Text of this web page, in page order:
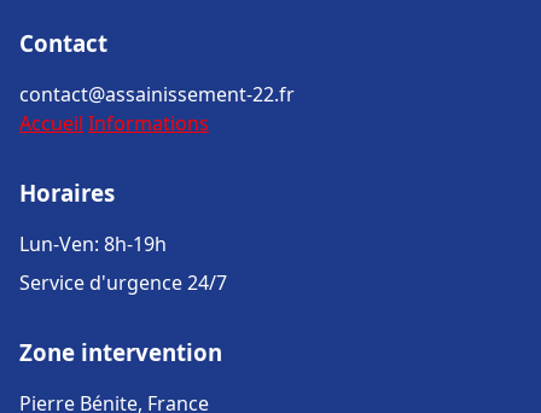
Contact
contact@assainissement-22.fr
Accueil Informations
Horaires
Lun-Ven: 8h-19h
Service d'urgence 24/7
Zone intervention
Pierre Bénite, France